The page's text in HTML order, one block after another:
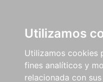
Utilizamos
Utilizamos cookies
fines analíticos y
relacionada con